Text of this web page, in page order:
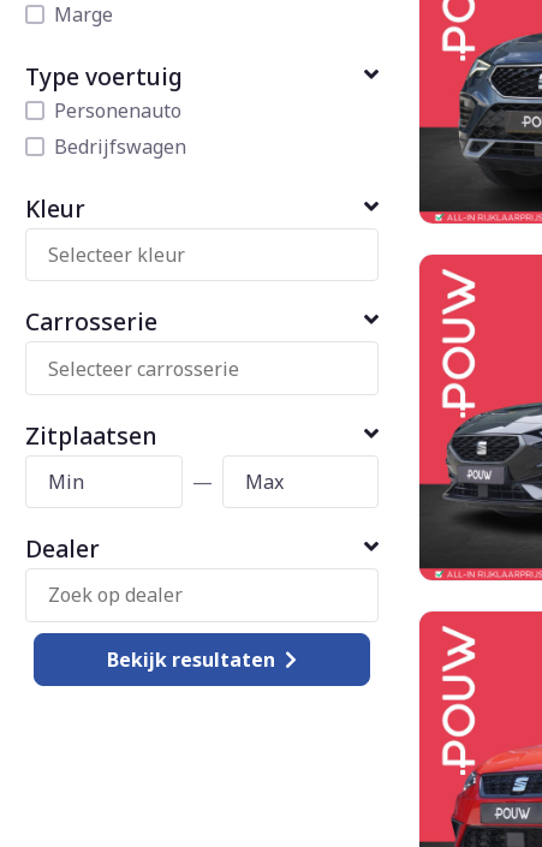
Marge
Type voertuig
Personenauto
Bedrijfswagen
Kleur
Carrosserie
Zitplaatsen
—
Dealer
Bekijk resultaten